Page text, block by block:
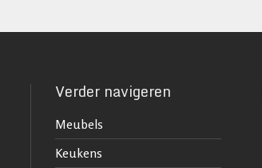
Verder navigeren
Meubels
Keukens